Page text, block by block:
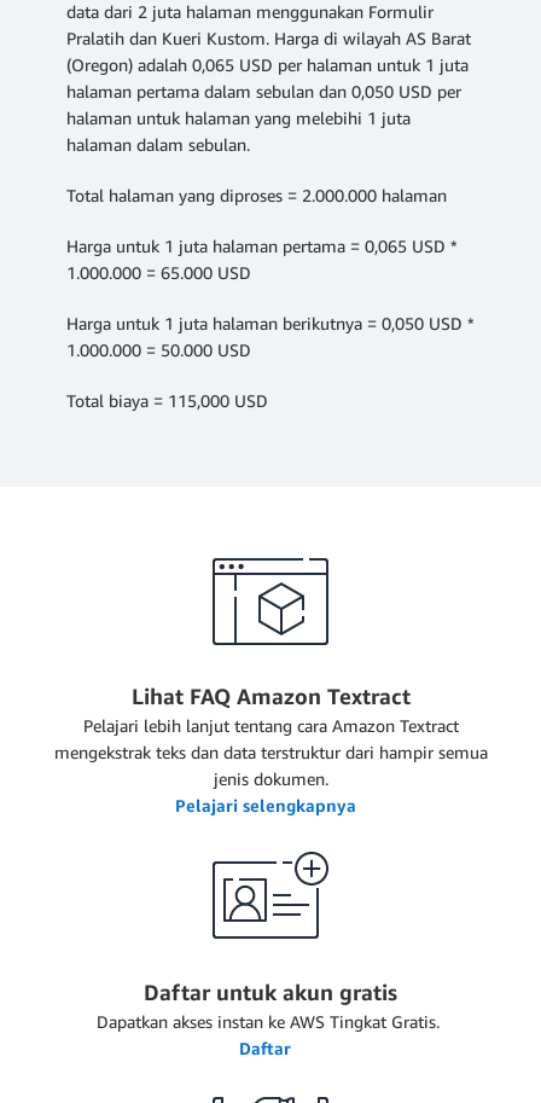
data dari 2 juta halaman menggunakan Formulir
Pralatih dan Kueri Kustom. Harga di wilayah AS Barat
(Oregon) adalah 0,065 USD per halaman untuk 1 juta
halaman pertama dalam sebulan dan 0,050 USD per
halaman untuk halaman yang melebihi 1 juta
halaman dalam sebulan.
Total halaman yang diproses = 2.000.000 halaman
Harga untuk 1 juta halaman pertama = 0,065 USD *
1.000.000 = 65.000 USD
Harga untuk 1 juta halaman berikutnya = 0,050 USD *
1.000.000 = 50.000 USD
Total biaya = 115,000 USD
Lihat FAQ Amazon Textract
Pelajari lebih lanjut tentang cara Amazon Textract
mengekstrak teks dan data terstruktur dari hampir semua
jenis dokumen.
Pelajari selengkapnya
Daftar untuk akun gratis
Dapatkan akses instan ke AWS Tingkat Gratis.
Daftar